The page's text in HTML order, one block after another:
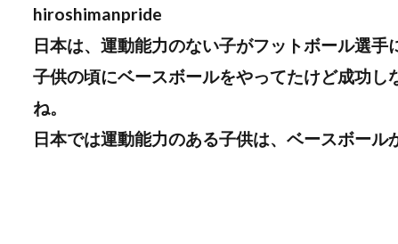
hiroshimanpride
日本は、運動能力のない子がフットボール選手
子供の頃にベースボールをやってたけど成功
ね。
日本では運動能力のある子供は、ベースボール